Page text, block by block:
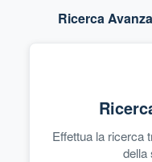
Ricerca
Effettua la ricerca
della